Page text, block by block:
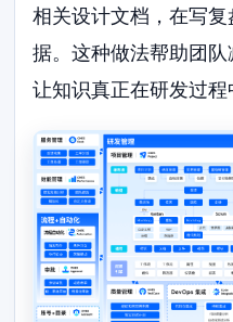
相关设计文档，在写
据。这种做法帮助团队
让知识真正在研发过程